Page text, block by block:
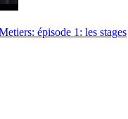
épisode 1: les stages